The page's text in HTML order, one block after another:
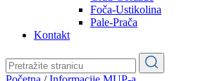
Općine
Pale-Prača
Kontakt